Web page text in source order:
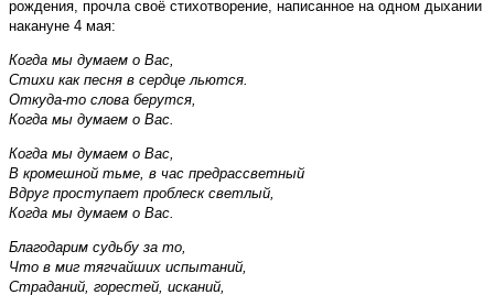
рождения, прочла своё стихотворение, написанное на одном дыхании
накануне 4 мая:
Когда мы думаем о Вас,
Стихи как песня в сердце льются.
Откуда-то слова берутся,
Когда мы думаем о Вас.
Когда мы думаем о Вас,
В кромешной тьме, в час предрассветный
Вдруг проступает проблеск светлый,
Когда мы думаем о Вас.
Благодарим судьбу за то,
Что в миг тягчайших испытаний,
Страданий, горестей, исканий,